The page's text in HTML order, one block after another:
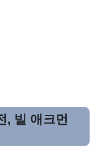
, 빌 애크먼